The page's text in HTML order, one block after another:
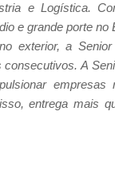
e Logística.
e grande porte no
exterior, a
A
entrega mais